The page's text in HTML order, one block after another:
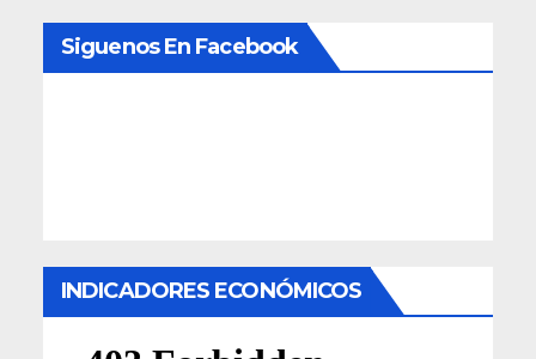
Siguenos En Facebook
INDICADORES ECONÓMICOS